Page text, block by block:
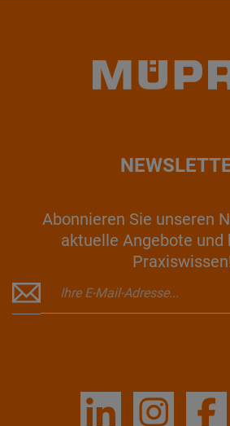
Abonnieren Sie unseren
aktuelle Angebote und